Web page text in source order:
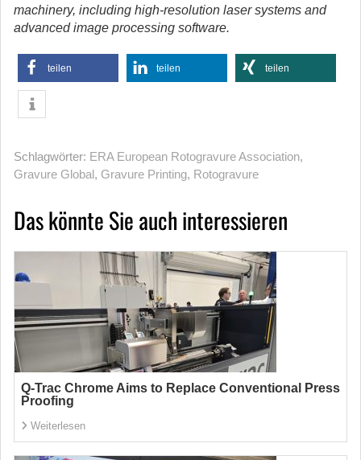
machinery, including high-resolution laser systems and
advanced image processing software.
teilen teilen teilen
Schlagwörter: ERA European Rotogravure Association,
Gravure Global, Gravure Printing, Rotogravure
Das könnte Sie auch interessieren
Q-Trac Chrome Aims to Replace Conventional Press
Proofing
Weiterlesen